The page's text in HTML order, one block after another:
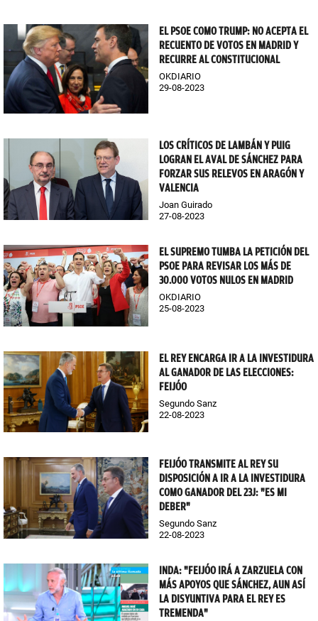
EL PSOE COMO TRUMP: NO ACEPTA EL
RECUENTO DE VOTOS EN MADRID Y
RECURRE AL CONSTITUCIONAL
OKDIARIO
29-08-2023
LOS CRÍTICOS DE LAMBÁN Y PUIG
LOGRAN EL AVAL DE SÁNCHEZ PARA
FORZAR SUS RELEVOS EN ARAGÓN Y
VALENCIA
Joan Guirado
27-08-2023
EL SUPREMO TUMBA LA PETICIÓN DEL
PSOE PARA REVISAR LOS MÁS DE
30.000 VOTOS NULOS EN MADRID
OKDIARIO
25-08-2023
EL REY ENCARGA IR A LA INVESTIDURA
AL GANADOR DE LAS ELECCIONES:
FEIJÓO
Segundo Sanz
22-08-2023
FEIJÓO TRANSMITE AL REY SU
DISPOSICIÓN A IR A LA INVESTIDURA
COMO GANADOR DEL 23J: "ES MI
DEBER"
Segundo Sanz
22-08-2023
INDA: "FEIJÓO IRÁ A ZARZUELA CON
MÁS APOYOS QUE SÁNCHEZ, AUN ASÍ
LA DISYUNTIVA PARA EL REY ES
TREMENDA"